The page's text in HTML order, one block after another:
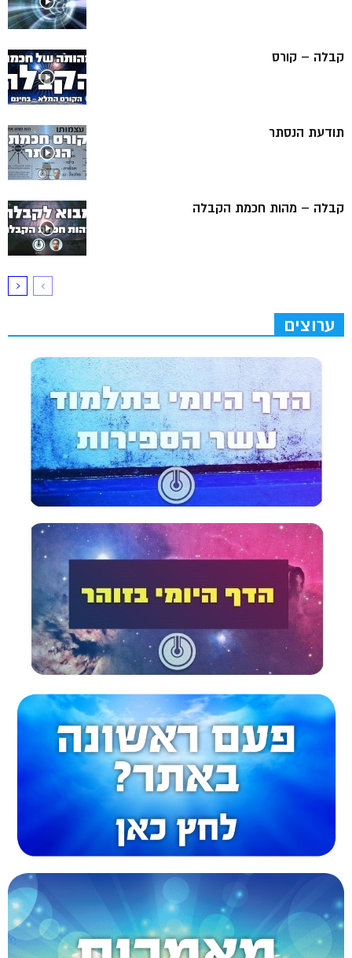
קבלה – קורס
תודעת הנסתר
קבלה – מהות חכמת הקבלה
ערוצים